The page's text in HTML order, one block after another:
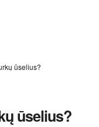
ūselius?
ūselius?